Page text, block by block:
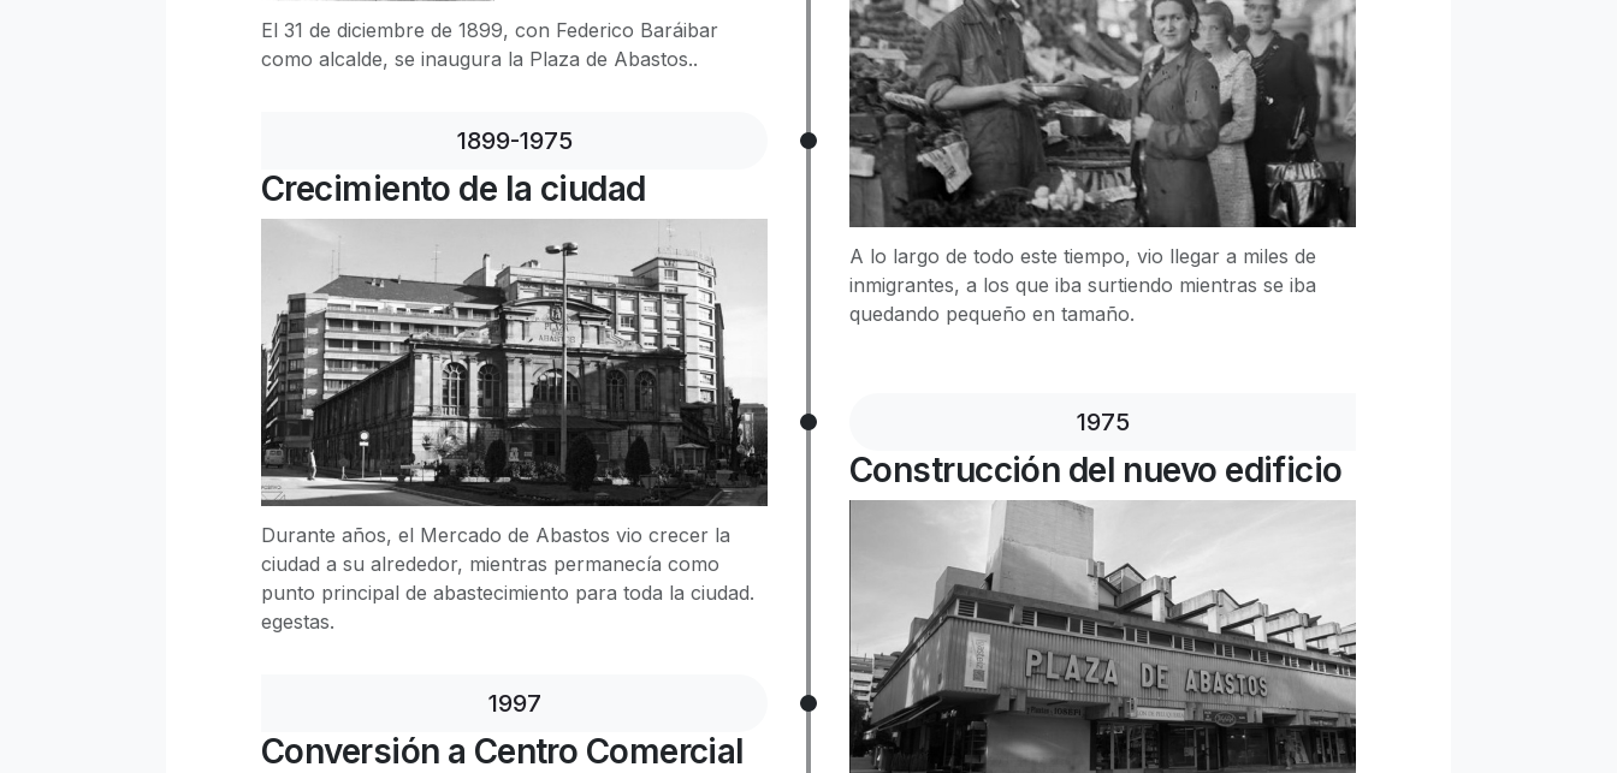
El 31 de diciembre de 1899, con Federico Baráibar
como alcalde, se inaugura la Plaza de Abastos..
A lo largo de todo este tiempo, vio llegar a miles de
inmigrantes, a los que iba surtiendo mientras se iba
quedando pequeño en tamaño.
1899-1975
Crecimiento de la ciudad
Durante años, el Mercado de Abastos vio crecer la
ciudad a su alrededor, mientras permanecía como
punto principal de abastecimiento para toda la ciudad.
egestas.
1975
Construcción del nuevo edificio
1997
Conversión a Centro Comercial